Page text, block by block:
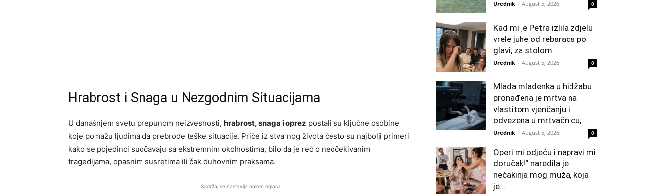
Hrabrost i Snaga u Nezgodnim Situacijama
U današnjem svetu prepunom neizvesnosti, hrabrost, snaga i oprez postali su ključne osobine
koje pomažu ljudima da prebrode teške situacije. Priče iz stvarnog života često su najbolji primeri
kako se pojedinci suočavaju sa ekstremnim okolnostima, bilo da je reč o neočekivanim
tragedijama, opasnim susretima ili čak duhovnim praksama.
Sadržaj se nastavlja nakon oglasa
Urednik - August 5, 2026 0
Kad mi je Petra izlila zdjelu
vrele juhe od rebaraca po
glavi, za stolom...
Urednik - August 5, 2026 0
Mlada mladenka u hidžabu
pronađena je mrtva na
vlastitom vjenčanju i
odvezena u mrtvačnicu,...
Urednik - August 5, 2026 0
Operi mi odjeću i napravi mi
doručak!“ naredila je
nećakinja mog muža, koja
je...